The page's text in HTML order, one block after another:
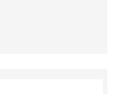
、鋁皮罐體保溫隊、鐵皮
彩鋼板管道保溫隊、管道保